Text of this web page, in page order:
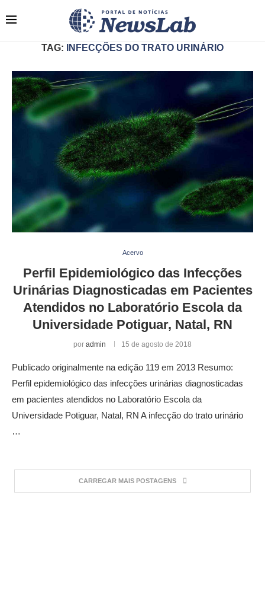
TAG: INFECÇÕES DO TRATO URINÁRIO
Acervo
Perfil Epidemiológico das Infecções
Urinárias Diagnosticadas em Pacientes
Atendidos no Laboratório Escola da
Universidade Potiguar, Natal, RN
por admin 15 de agosto de 2018
Publicado originalmente na edição 119 em 2013 Resumo:
Perfil epidemiológico das infecções urinárias diagnosticadas
em pacientes atendidos no Laboratório Escola da
Universidade Potiguar, Natal, RN A infecção do trato urinário
…
CARREGAR MAIS POSTAGENS